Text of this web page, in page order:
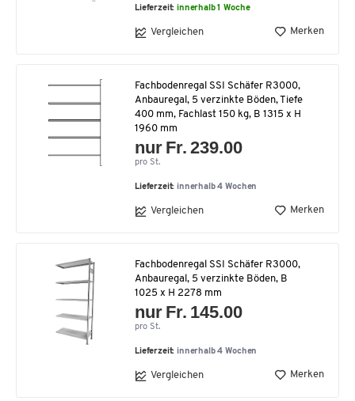
Lieferzeit:innerhalb 1 Woche
Vergleichen Merken
Fachbodenregal SSI Schäfer R3000,
Anbauregal, 5 verzinkte Böden, Tiefe
400 mm, Fachlast 150 kg, B 1315 x H
1960 mm
nur Fr. 239.00
pro St.
Lieferzeit: innerhalb 4 Wochen
Vergleichen Merken
Fachbodenregal SSI Schäfer R3000,
Anbauregal, 5 verzinkte Böden, B
1025 x H 2278 mm
nur Fr. 145.00
pro St.
Lieferzeit: innerhalb 4 Wochen
Vergleichen Merken